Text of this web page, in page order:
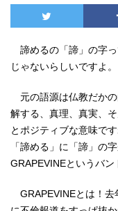
諦めるの「諦」の字
じゃないらしいですよ。
元の語源は仏教だか
解する、真理、真実、
とポジティブな意味で
「諦める」に「諦」の
GRAPEVINEというバン
GRAPEVINEとは！去